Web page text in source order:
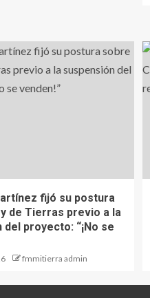
fijó su postura
de Tierras previo a la
proyecto: “¡No se
fmmitierra admin